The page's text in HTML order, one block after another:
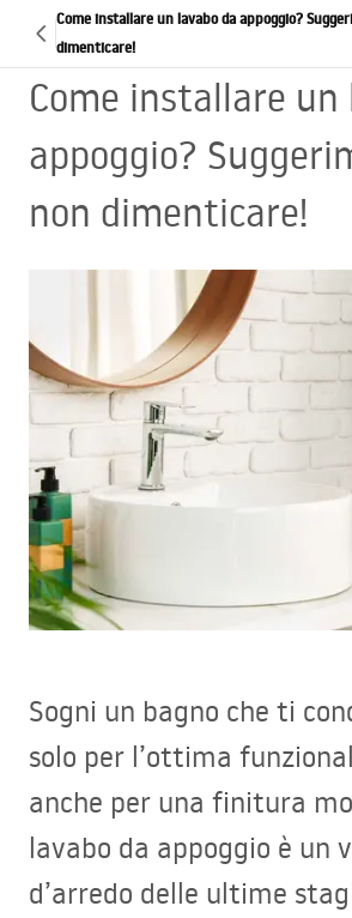
Come installare un lavabo da appoggio?
dimenticare!
Come installare un
appoggio?
non dimenticare!
Sogni un bagno che ti
solo per l’ottima
anche per una finitura
lavabo da appoggio è un
d’arredo delle ultime